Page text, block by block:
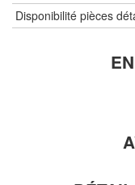
Disponibilité pièces